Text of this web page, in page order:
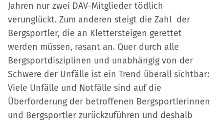
Jahren nur zwei DAV-Mitglieder tödlich
verunglückt. Zum anderen steigt die Zahl der
Bergsportler, die an Klettersteigen gerettet
werden müssen, rasant an. Quer durch alle
Bergsportdisziplinen und unabhängig von der
Schwere der Unfälle ist ein Trend überall sichtbar:
Viele Unfälle und Notfälle sind auf die
Überforderung der betroffenen Bergsportlerinnen
und Bergsportler zurückzuführen und deshalb